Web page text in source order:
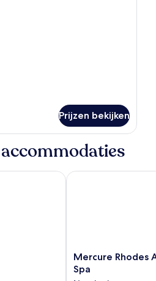
Prijzen bekijken
Mercure
Rhodes
Alexia
Mercure Rhodes
Spa
Mercure Rhodes